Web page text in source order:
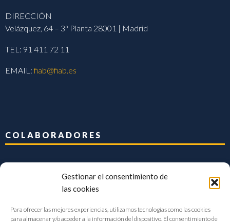
Gestionar el consentimiento de
las cookies
Para ofrecer las mejores experiencias, utilizamos tecnologías como las cookies
para almacenar y/o acceder a la información del dispositivo. El consentimiento de
DIRECCIÓN
Velázquez, 64 – 3ª Planta 28001 | Madrid
TEL: 91 411 72 11
EMAIL:fiab@fiab.es
COLABORADORES